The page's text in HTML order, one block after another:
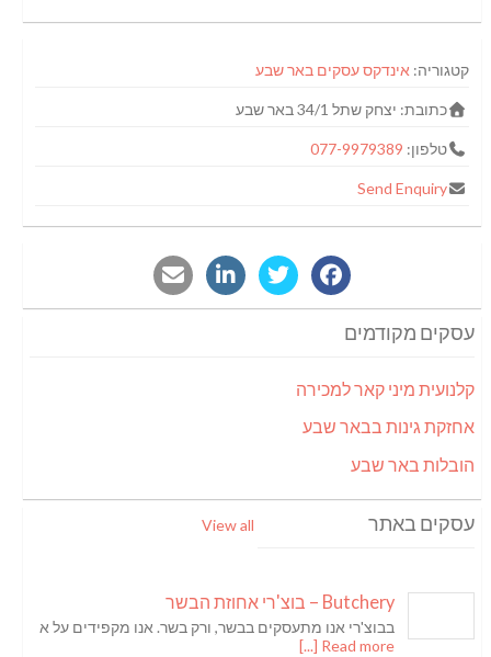
קטגוריה: אינדקס עסקים באר שבע
כתובת: יצחק שתל 34/1 באר שבע
טלפון: 077-9979389
Send Enquiry
עסקים מקודמים
קלנועית מיני קאר למכירה
אחזקת גינות בבאר שבע
הובלות באר שבע
עסקים באתר View all
Butchery – בוצ'רי אחוזת הבשר
בבוצ'רי אנו מתעסקים בבשר, ורק בשר. אנו מקפידים על א
Read more [...]